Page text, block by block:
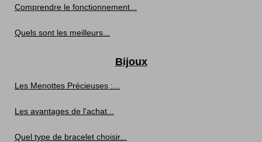
Comprendre le fonctionnement...
Quels sont les meilleurs...
Bijoux
Les Menottes Précieuses :...
Les avantages de l'achat...
Quel type de bracelet choisir...